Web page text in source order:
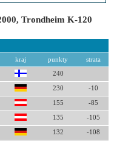
Trondheim K-120
kraj punkty strata
240
230 -10
155 -85
135 -105
132 -108